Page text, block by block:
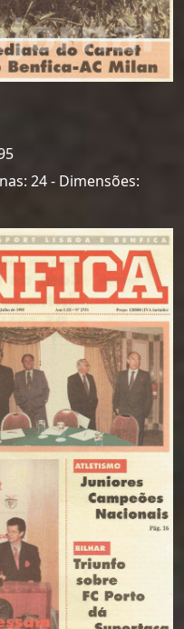
24 - Dimensões: